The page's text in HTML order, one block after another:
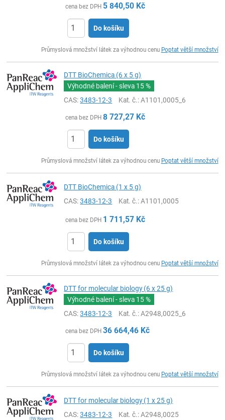
cena bez DPH 5 840,50 Kč
Do košíku
Průmyslová množství látek za výhodnou cenu Poptat větší množství
DTT BioChemica (6 x 5 g)
Výhodné balení - sleva 15 %
CAS:3483-12-3 Kat. č.: A1101,0005_6
cena bez DPH 8 727,27 Kč
Do košíku
Průmyslová množství látek za výhodnou cenu Poptat větší množství
DTT BioChemica (1 x 5 g)
CAS:3483-12-3 Kat. č.: A1101,0005
cena bez DPH 1 711,57 Kč
Do košíku
Průmyslová množství látek za výhodnou cenu Poptat větší množství
DTT for molecular biology (6 x 25 g)
Výhodné balení - sleva 15 %
CAS:3483-12-3 Kat. č.: A2948,0025_6
cena bez DPH 36 664,46 Kč
Do košíku
Průmyslová množství látek za výhodnou cenu Poptat větší množství
DTT for molecular biology (1 x 25 g)
CAS:3483-12-3 Kat. č.: A2948,0025